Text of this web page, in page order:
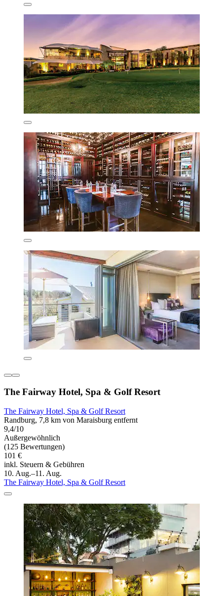
The Fairway Hotel, Spa & Golf Resort
The Fairway Hotel, Spa & Golf Resort
Randburg, 7,8 km von Maraisburg entfernt
9,4/10
Außergewöhnlich
(125 Bewertungen)
101 €
inkl. Steuern & Gebühren
10. Aug.–11. Aug.
The Fairway Hotel, Spa & Golf Resort